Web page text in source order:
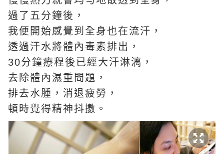
過了五分鐘後，
我便開始感覺到全身也在流汗，
透過汗水將體內毒素排出，
30分鐘療程後已經大汗淋漓，
去除體內濕重問題，
排去水腫，消退疲勞，
頓時覺得精神抖擻。